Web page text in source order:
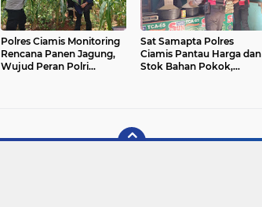
Polres Ciamis Monitoring
Rencana Panen Jagung,
Wujud Peran Polri
Sat Samapta Polres
Ciamis Pantau Harga dan
Stok Bahan Pokok,